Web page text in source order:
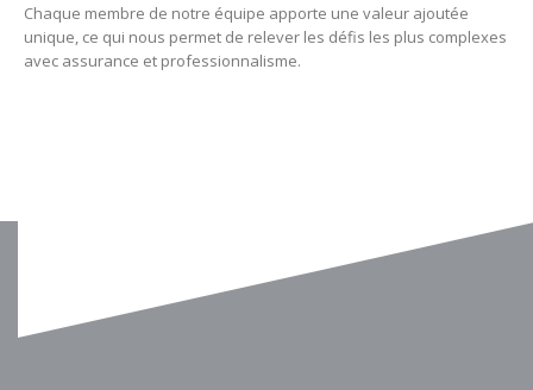
Chaque membre de notre équipe apporte une valeur ajoutée
unique, ce qui nous permet de relever les défis les plus complexes
avec assurance et professionnalisme.